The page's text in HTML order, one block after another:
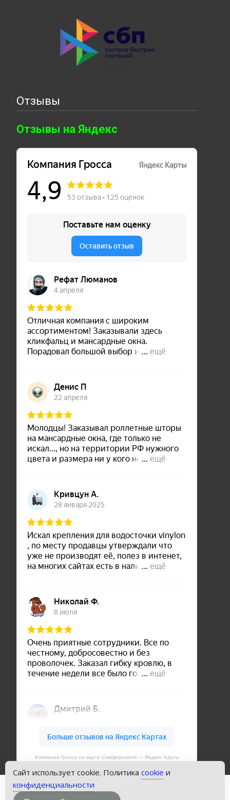
Отзывы
Отзывы на Яндекс
Компания Гросса на карте Симферополя — Яндекс Карты
Copyright © Кровли Симферополя
Сайт использует cookie. Политика cookie и
конфиденциальности